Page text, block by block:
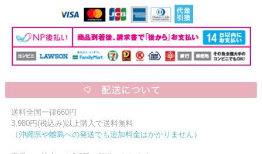
送料全国一律660円
3,980円(税込み)以上購入で送料無料
（沖縄県や離島への発送でも追加料金はかかりません）